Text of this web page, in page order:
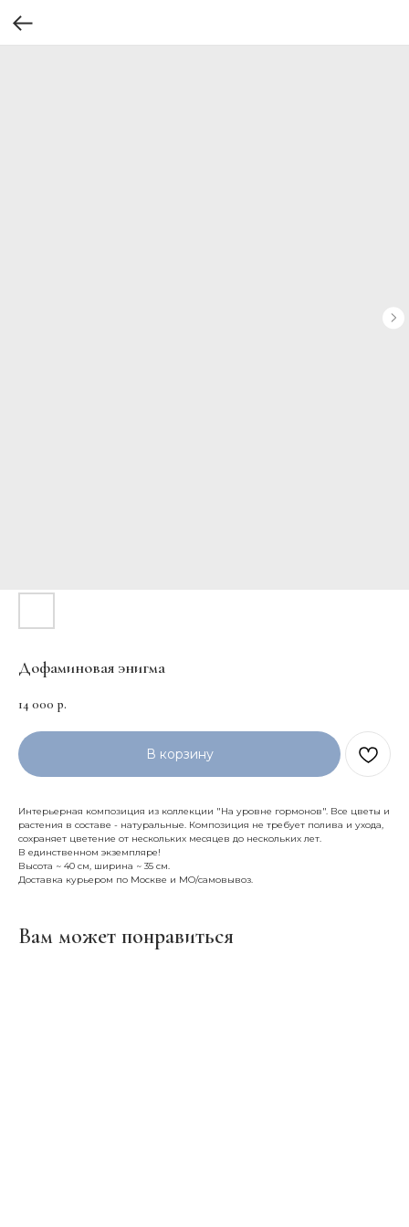
Дофаминовая энигма
14 000 р.
В корзину
Интерьерная композиция из коллекции "На уровне гормонов". Все цветы и
растения в составе - натуральные. Композиция не требует полива и ухода,
сохраняет цветение от нескольких месяцев до нескольких лет.
В единственном экземпляре!
Высота ~ 40 см, ширина ~ 35 см.
Доставка курьером по Москве и МО/самовывоз.
Вам может понравиться